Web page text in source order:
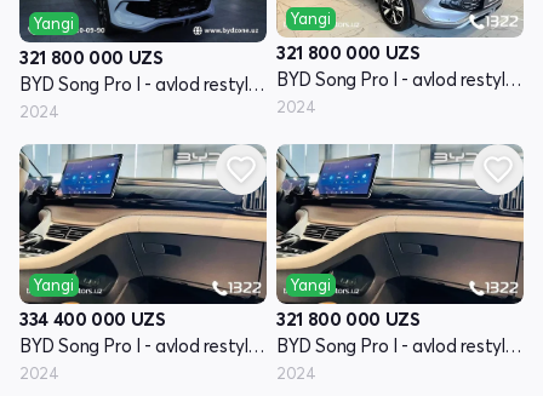
Yangi
321 800 000 UZS
BYD Song Pro I - avlod restyling
2024
Yangi
321 800 000 UZS
BYD Song Pro I - avlod restyling
2024
Yangi
334 400 000 UZS
BYD Song Pro I - avlod restyling
2024
Yangi
321 800 000 UZS
BYD Song Pro I - avlod restyling
2024